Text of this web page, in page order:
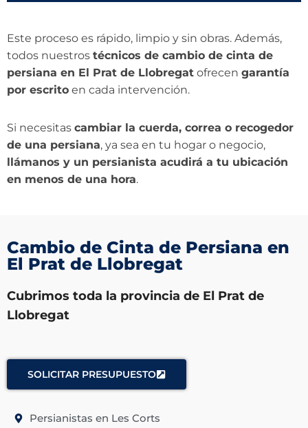
Este proceso es rápido, limpio y sin obras. Además,
todos nuestros técnicos de cambio de cinta de
persiana en El Prat de Llobregat ofrecen garantía
por escrito en cada intervención.
Si necesitas cambiar la cuerda, correa o recogedor
de una persiana, ya sea en tu hogar o negocio,
llámanos y un persianista acudirá a tu ubicación
en menos de una hora.
Cambio de Cinta de Persiana en
El Prat de Llobregat
Cubrimos toda la provincia de El Prat de
Llobregat
SOLICITAR PRESUPUESTO
Persianistas en Les Corts